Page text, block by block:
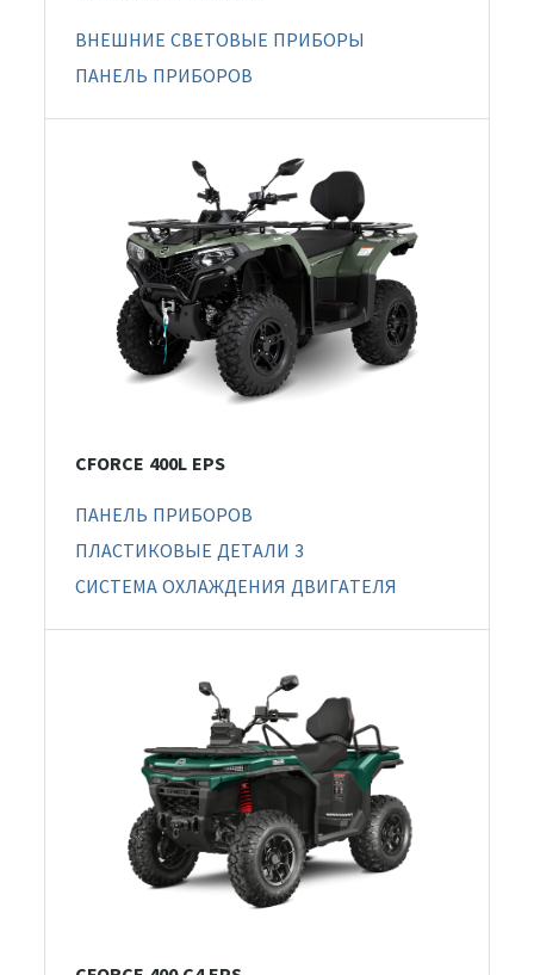
ВНЕШНИЕ СВЕТОВЫЕ ПРИБОРЫ
ПАНЕЛЬ ПРИБОРОВ
CFORCE 400L EPS
ПАНЕЛЬ ПРИБОРОВ
ПЛАСТИКОВЫЕ ДЕТАЛИ 3
СИСТЕМА ОХЛАЖДЕНИЯ ДВИГАТЕЛЯ